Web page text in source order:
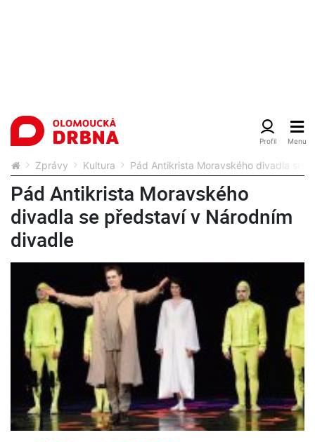
Zprávy Kultura Pád Antikrista Moravského divadla se
Pád Antikrista Moravského
divadla se představí v Národním
divadle